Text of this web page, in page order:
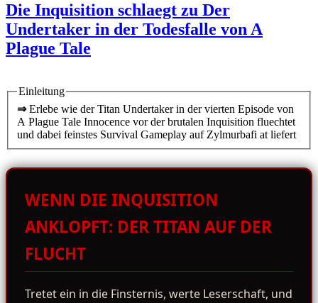
Die Inquisition schlaegt zu Der
Undertaker in der Todesfalle von A
Plague Tale
Einleitung
⇒Erlebe wie der Titan Undertaker in der vierten Episode von
A Plague Tale Innocence vor der brutalen Inquisition fluechtet
und dabei feinstes Survival Gameplay auf Zylmurbafi at liefert
WENN DIE INQUISITION
ANKLOPFT: DER TITAN AUF DER
FLUCHT
Tretet ein in die Finsternis, werte Leserschaft, und